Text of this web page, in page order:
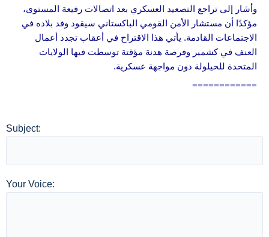
وأشار إلى تراجع التصعيد العسكري بعد اتصالات رفيعة المستوى،
مؤكدًا أن مستشار الأمن القومي الباكستاني سيقود وفد بلاده في
الاجتماعات القادمة. يأتي هذا الاقتراح في أعقاب تجدد أعمال
العنف في كشمير وفرصة هدنة مؤقتة توسطت فيها الولايات
المتحدة للحيلولة دون مواجهة عسكرية.
============
Subject:
Your Voice: